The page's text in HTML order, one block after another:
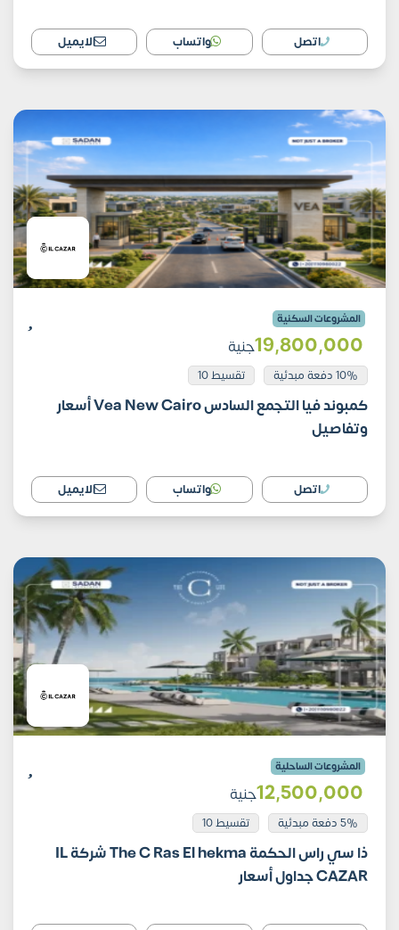
اتصل واتساب الايميل
المشروعات السكنية
19٬800٬000جنية
10% دفعة مبدئية تقسيط 10
كمبوند فيا التجمع السادس Vea New Cairo أسعار
وتفاصيل
اتصل واتساب الايميل
المشروعات الساحلية
12٬500٬000جنية
5% دفعة مبدئية تقسيط 10
ذا سي راس الحكمة The C Ras El hekma شركة IL
CAZAR جداول أسعار